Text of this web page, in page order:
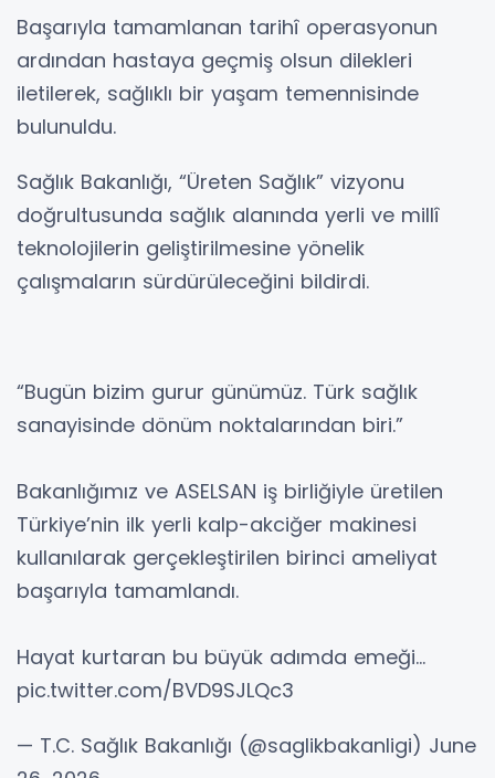
Başarıyla tamamlanan tarihî operasyonun
ardından hastaya geçmiş olsun dilekleri
iletilerek, sağlıklı bir yaşam temennisinde
bulunuldu.
Sağlık Bakanlığı, “Üreten Sağlık” vizyonu
doğrultusunda sağlık alanında yerli ve millî
teknolojilerin geliştirilmesine yönelik
çalışmaların sürdürüleceğini bildirdi.
“Bugün bizim gurur günümüz. Türk sağlık
sanayisinde dönüm noktalarından biri.”
Bakanlığımız ve ASELSAN iş birliğiyle üretilen
Türkiye’nin ilk yerli kalp-akciğer makinesi
kullanılarak gerçekleştirilen birinci ameliyat
başarıyla tamamlandı.
Hayat kurtaran bu büyük adımda emeği…
pic.twitter.com/BVD9SJLQc3
— T.C. Sağlık Bakanlığı (@saglikbakanligi) June